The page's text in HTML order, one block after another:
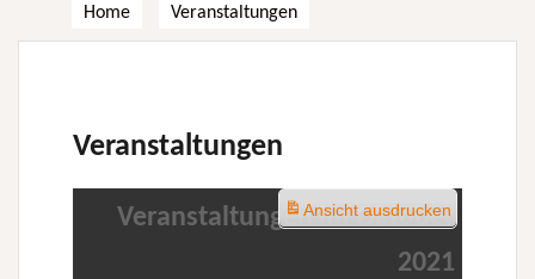
Home Veranstaltungen
Veranstaltungen
Veranstaltungen im Oktober
2021
Ansichtausdrucken